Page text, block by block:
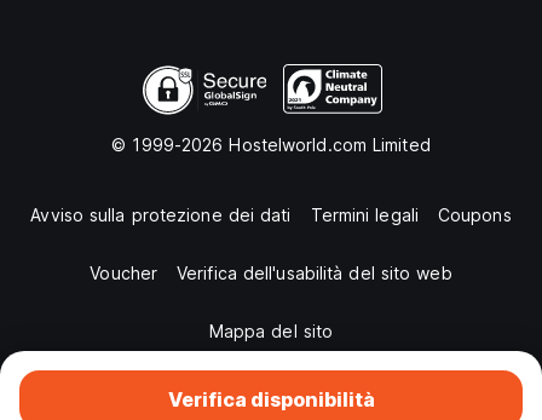
Verifica disponibilità
© 1999-2026 Hostelworld.com Limited
Avviso sulla protezione dei dati Termini legali Coupons
Voucher Verifica dell'usabilità del sito web
Mappa del sito